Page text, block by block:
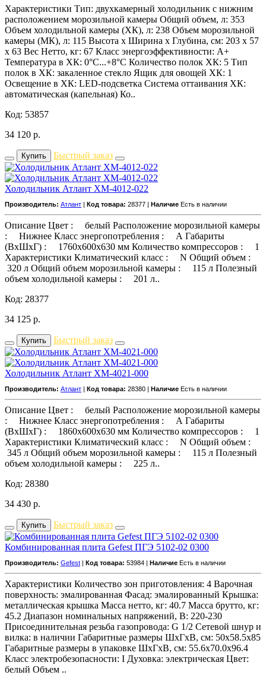
Характеристики Тип: двухкамерный холодильник с нижним
расположением морозильной камеры Общий объем, л: 353
Объем холодильной камеры (ХК), л: 238 Объем морозильной
камеры (МК), л: 115 Высота х Ширина х Глубина, см: 203 х 57
х 63 Вес Нетто, кг: 67 Класс энергоэффективности: A+
Температура в ХК: 0°С...+8°С Количество полок ХК: 5 Тип
полок в ХК: закаленное стекло Ящик для овощей ХК: 1
Освещение в ХК: LED-подсветка Система оттаивания ХК:
автоматическая (капельная) Ко..
Код: 53857
34 120 р.
Купить Быстрый заказ
Холодильник Атлант ХМ-4012-022
Производитель: Атлант | Код товара: 28377 | Наличие Есть в наличии
Описание Цвет : белый Расположение морозильной камеры
: Нижнее Класс энергопотребления : А Габариты
(ВхШхГ) : 1760x600x630 мм Количество компрессоров : 1
Характеристики Климатический класс : N Общий объем :
320 л Общий объем морозильной камеры : 115 л Полезный
объем холодильной камеры : 201 л..
Код: 28377
34 125 р.
Купить Быстрый заказ
Холодильник Атлант ХМ-4021-000
Производитель: Атлант | Код товара: 28380 | Наличие Есть в наличии
Описание Цвет : белый Расположение морозильной камеры
: Нижнее Класс энергопотребления : А Габариты
(ВхШхГ) : 1860x600x630 мм Количество компрессоров : 1
Характеристики Климатический класс : N Общий объем :
345 л Общий объем морозильной камеры : 115 л Полезный
объем холодильной камеры : 225 л..
Код: 28380
34 430 р.
Купить Быстрый заказ
Комбинированная плита Gefest ПГЭ 5102-02 0300
Производитель: Gefest | Код товара: 53984 | Наличие Есть в наличии
Характеристики Количество зон приготовления: 4 Варочная
поверхность: эмалированная Фасад: эмалированный Крышка:
металлическая крышка Масса нетто, кг: 40.7 Масса брутто, кг:
45.2 Диапазон номинальных напряжений, В: 220-230
Присоединительная резьба газопровода: G 1/2 Сетевой шнур и
вилка: в наличии Габаритные размеры ШхГхВ, см: 50x58.5x85
Габаритные размеры в упаковке ШхГхВ, см: 55.6x70.0x96.4
Класс электробезопасности: I Духовка: электрическая Цвет:
белый Объем ..